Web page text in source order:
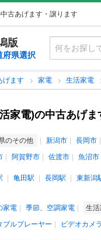
古あげます・譲ります
版
府県選択
げます 家電 生活家電
家電)の中古あげま
のその他 新潟市 長岡市
阿賀野市 佐渡市 魚沼市
亀田駅 長岡駅 東新潟
家電 季節、空調家電 生
ブルプレーヤー
ビデオカメ